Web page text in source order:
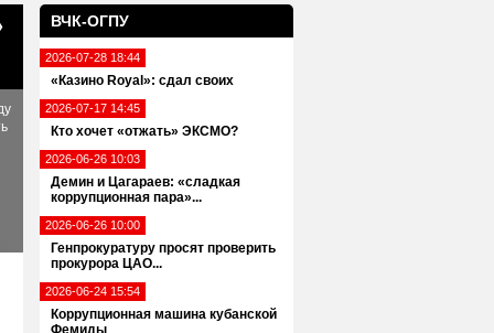
ВЧК-ОГПУ
2026-07-28 18:44
«Казино Royal»: сдал своих
2026-07-17 14:45
Кто хочет «отжать» ЭКСМО?
2026-06-26 10:03
Демин и Цагараев: «сладкая
коррупционная пара»...
2026-06-26 10:00
Генпрокуратуру просят проверить
прокурора ЦАО...
2026-06-24 15:54
Коррупционная машина кубанской
Фемиды